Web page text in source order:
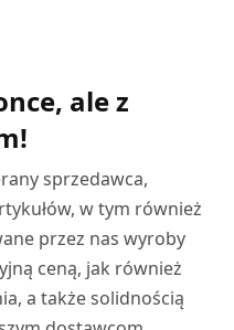
ale z
sprzedawca,
w tym również
przez nas wyroby
ceną, jak również
a także solidnością